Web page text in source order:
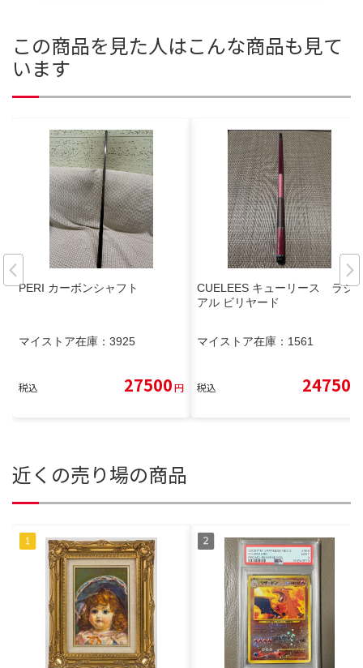
この商品を見た人はこんな商品も見て
います
PERI カーボンシャフト
マイストア在庫： 3925
税込 27500円
CUELEES キューリース ラジ
アル ビリヤード
マイストア在庫： 1561
税込 24750
近くの売り場の商品